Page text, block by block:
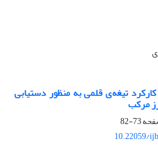
تیغه‌ی قلمی به منظور دستیابی
مرکب
73-82
10.22059/